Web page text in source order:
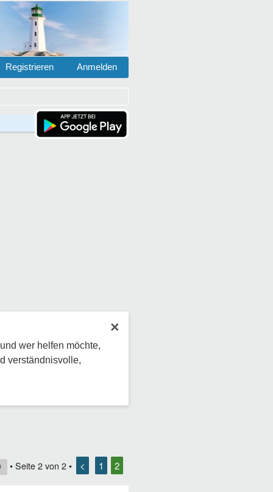
Anmelden
Registrieren
×
wer helfen möchte,
verständnisvolle,
• Seite 2 von 2 • < 1 2